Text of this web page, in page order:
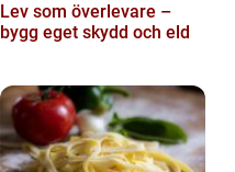
Lev som överlevare –
bygg eget skydd och eld